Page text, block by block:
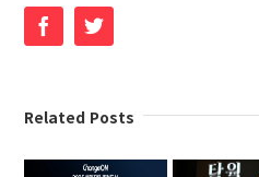
FacebookTwitter
Related Posts